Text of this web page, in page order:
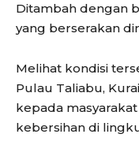
Ditambah dengan
yang berserakan
Melihat kondisi
Pulau Taliabu,
kepada
kebersihan di